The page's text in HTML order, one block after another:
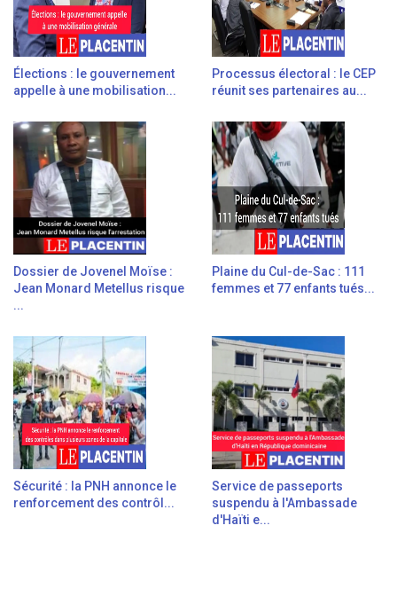
Élections : le gouvernement
appelle à une mobilisation...
Processus électoral : le CEP
réunit ses partenaires au...
Dossier de Jovenel Moïse :
Jean Monard Metellus risque
...
Plaine du Cul-de-Sac : 111
femmes et 77 enfants tués...
Sécurité : la PNH annonce le
renforcement des contrôl...
Service de passeports
suspendu à l'Ambassade
d'Haïti e...